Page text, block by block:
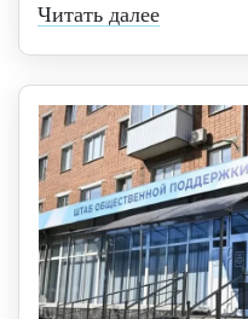
Читать далее